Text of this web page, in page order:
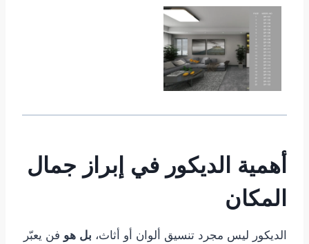
أهمية الديكور في إبراز جمال
المكان
الديكور ليس مجرد تنسيق ألوان أو أثاث، بل هو فن يعبّر